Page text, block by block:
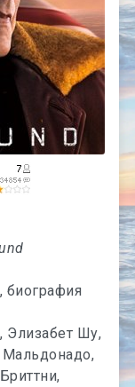
биография
Элизабет Шу,